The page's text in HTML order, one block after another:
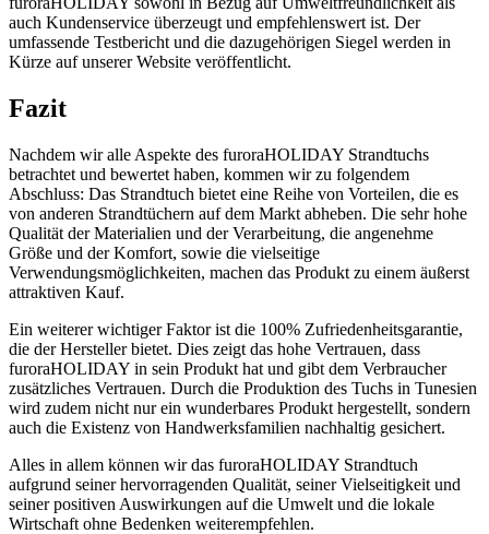
auch Kundenservice überzeugt und empfehlenswert ist. Der
umfassende Testbericht und die dazugehörigen Siegel werden in
Kürze auf unserer Website veröffentlicht.
Fazit
Nachdem wir alle Aspekte des furoraHOLIDAY Strandtuchs
betrachtet und bewertet haben, kommen wir zu folgendem
Abschluss: Das Strandtuch bietet eine Reihe von Vorteilen, die es
von anderen Strandtüchern auf dem Markt abheben. Die sehr hohe
Qualität der Materialien und der Verarbeitung, die angenehme
Größe und der Komfort, sowie die vielseitige
Verwendungsmöglichkeiten, machen das Produkt zu einem äußerst
attraktiven Kauf.
Ein weiterer wichtiger Faktor ist die 100% Zufriedenheitsgarantie,
die der Hersteller bietet. Dies zeigt das hohe Vertrauen, dass
furoraHOLIDAY in sein Produkt hat und gibt dem Verbraucher
zusätzliches Vertrauen. Durch die Produktion des Tuchs in Tunesien
wird zudem nicht nur ein wunderbares Produkt hergestellt, sondern
auch die Existenz von Handwerksfamilien nachhaltig gesichert.
Alles in allem können wir das furoraHOLIDAY Strandtuch
aufgrund seiner hervorragenden Qualität, seiner Vielseitigkeit und
seiner positiven Auswirkungen auf die Umwelt und die lokale
Wirtschaft ohne Bedenken weiterempfehlen.